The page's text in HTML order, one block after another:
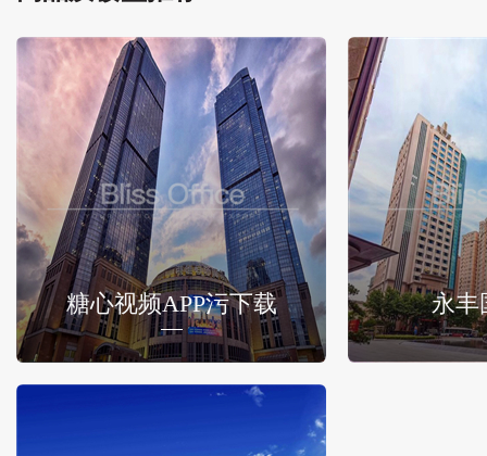
糖心视频APP污下载 永丰